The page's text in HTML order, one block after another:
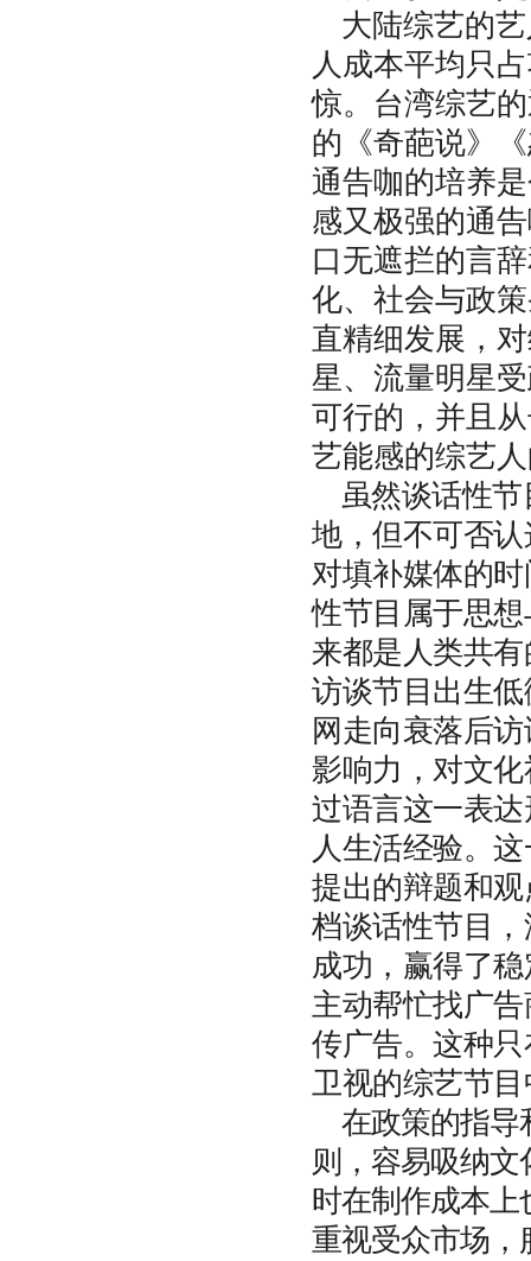
大陆综艺的
人成本平均只
惊。台湾综艺
的《奇葩说》
通告咖的培养
感又极强的通
口无遮拦的言
化、社会与政
直精细发展，
星、流量明星
可行的，并且
艺能感的综艺
虽然谈话性
地，但不可否
对填补媒体的
性节目属于思
来都是人类共
访谈节目出生
网走向衰落后
影响力，对文
过语言这一表
人生活经验。
提出的辩题和
档谈话性节目
成功，赢得了
主动帮忙找广
传广告。这种
卫视的综艺节
在政策的指导
则，容易吸纳
时在制作成本上
重视受众市场，